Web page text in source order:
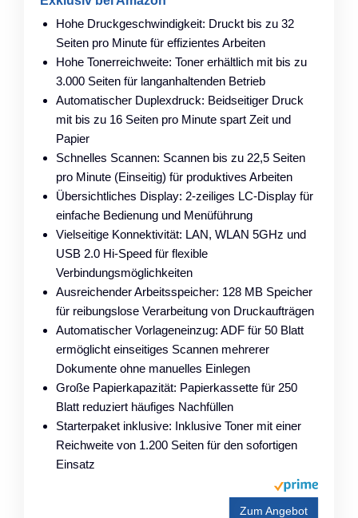
Hohe Druckgeschwindigkeit: Druckt bis zu 32
Seiten pro Minute für effizientes Arbeiten
Hohe Tonerreichweite: Toner erhältlich mit bis zu
3.000 Seiten für langanhaltenden Betrieb
Automatischer Duplexdruck: Beidseitiger Druck
mit bis zu 16 Seiten pro Minute spart Zeit und
Papier
Schnelles Scannen: Scannen bis zu 22,5 Seiten
pro Minute (Einseitig) für produktives Arbeiten
Übersichtliches Display: 2-zeiliges LC-Display für
einfache Bedienung und Menüführung
Vielseitige Konnektivität: LAN, WLAN 5GHz und
USB 2.0 Hi-Speed für flexible
Verbindungsmöglichkeiten
Ausreichender Arbeitsspeicher: 128 MB Speicher
für reibungslose Verarbeitung von Druckaufträgen
Automatischer Vorlageneinzug: ADF für 50 Blatt
ermöglicht einseitiges Scannen mehrerer
Dokumente ohne manuelles Einlegen
Große Papierkapazität: Papierkassette für 250
Blatt reduziert häufiges Nachfüllen
Starterpaket inklusive: Inklusive Toner mit einer
Reichweite von 1.200 Seiten für den sofortigen
Einsatz
Zum Angebot